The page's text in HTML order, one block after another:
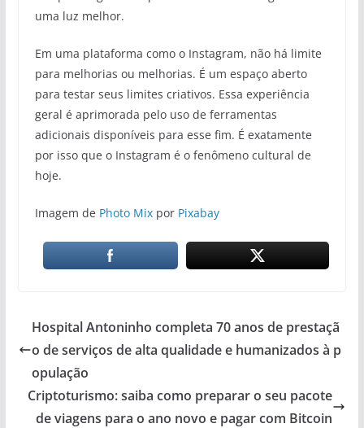
uma luz melhor.
Em uma plataforma como o Instagram, não há limite
para melhorias ou melhorias. É um espaço aberto
para testar seus limites criativos. Essa experiência
geral é aprimorada pelo uso de ferramentas
adicionais disponíveis para esse fim. É exatamente
por isso que o Instagram é o fenômeno cultural de
hoje.
Imagem de Photo Mixpor Pixabay
Hospital Antoninho completa 70 anos de prestaçã
o de serviços de alta qualidade e humanizados à p
opulação
Criptoturismo: saiba como preparar o seu pacote
de viagens para o ano novo e pagar com Bitcoin